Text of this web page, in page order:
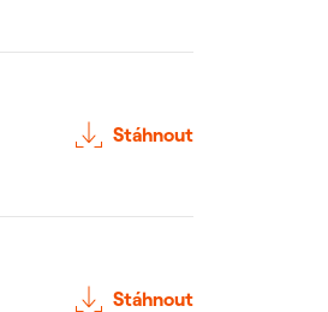
Stáhnout
Stáhnout